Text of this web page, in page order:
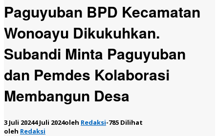
Paguyuban BPD Kecamatan
Wonoayu Dikukuhkan.
Subandi Minta Paguyuban
dan Pemdes Kolaborasi
Membangun Desa
3 Juli 20244 Juli 2024oleh Redaksi-785 Dilihat
oleh Redaksi